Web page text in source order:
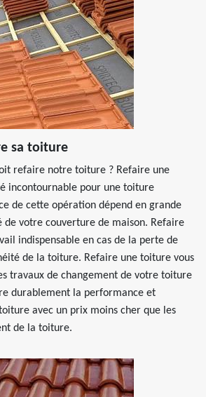
sa toiture
refaire notre toiture ? Refaire une
incontournable pour une toiture
de cette opération dépend en grande
de votre couverture de maison. Refaire
indispensable en cas de la perte de
de la toiture. Refaire une toiture vous
travaux de changement de votre toiture
durablement la performance et
avec un prix moins cher que les
de la toiture.